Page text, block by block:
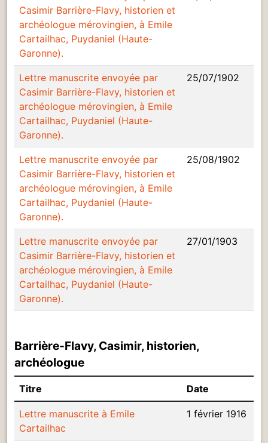
Casimir Barrière-Flavy, historien et
archéologue mérovingien, à Emile
Cartailhac, Puydaniel (Haute-
Garonne).
Lettre manuscrite envoyée par
Casimir Barrière-Flavy, historien et
archéologue mérovingien, à Emile
Cartailhac, Puydaniel (Haute-
Garonne).
25/07/1902
Lettre manuscrite envoyée par
Casimir Barrière-Flavy, historien et
archéologue mérovingien, à Emile
Cartailhac, Puydaniel (Haute-
Garonne).
25/08/1902
Lettre manuscrite envoyée par
Casimir Barrière-Flavy, historien et
archéologue mérovingien, à Emile
Cartailhac, Puydaniel (Haute-
Garonne).
27/01/1903
Barrière-Flavy, Casimir, historien,
archéologue
Titre Date
Lettre manuscrite à Emile
Cartailhac
1 février 1916